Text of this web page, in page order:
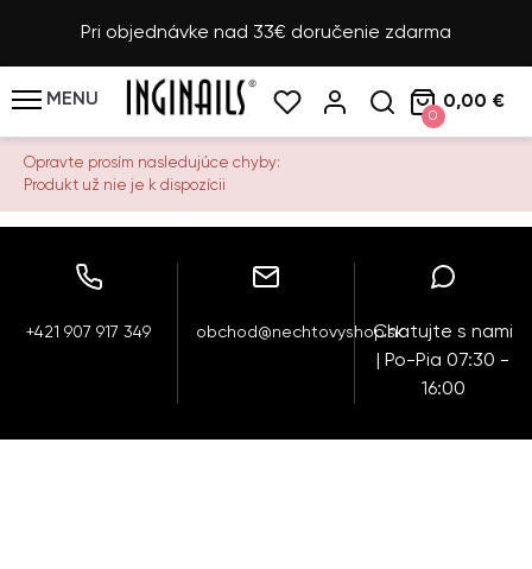
Pri objednávke nad 33€ doručenie zdarma
MENU
0
0,00 €
Opravte prosím nasledujúce chyby:
Produkt už nie je k dispozícii
+421 907 917 349 obchod@nechtovyshop.skChatujte s nami
| Po-Pia 07:30 -
16:00